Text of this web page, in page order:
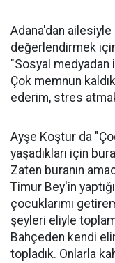
Adana'dan ailesiyle
değerlendirmek
"Sosyal medyadan
Çok memnun
ederim, stres
Ayşe Koştur da
yaşadıkları için
Zaten buranın
Timur Bey'in
çocuklarımı
şeyleri eliyle
Bahçeden kendi
topladık. Onlarla